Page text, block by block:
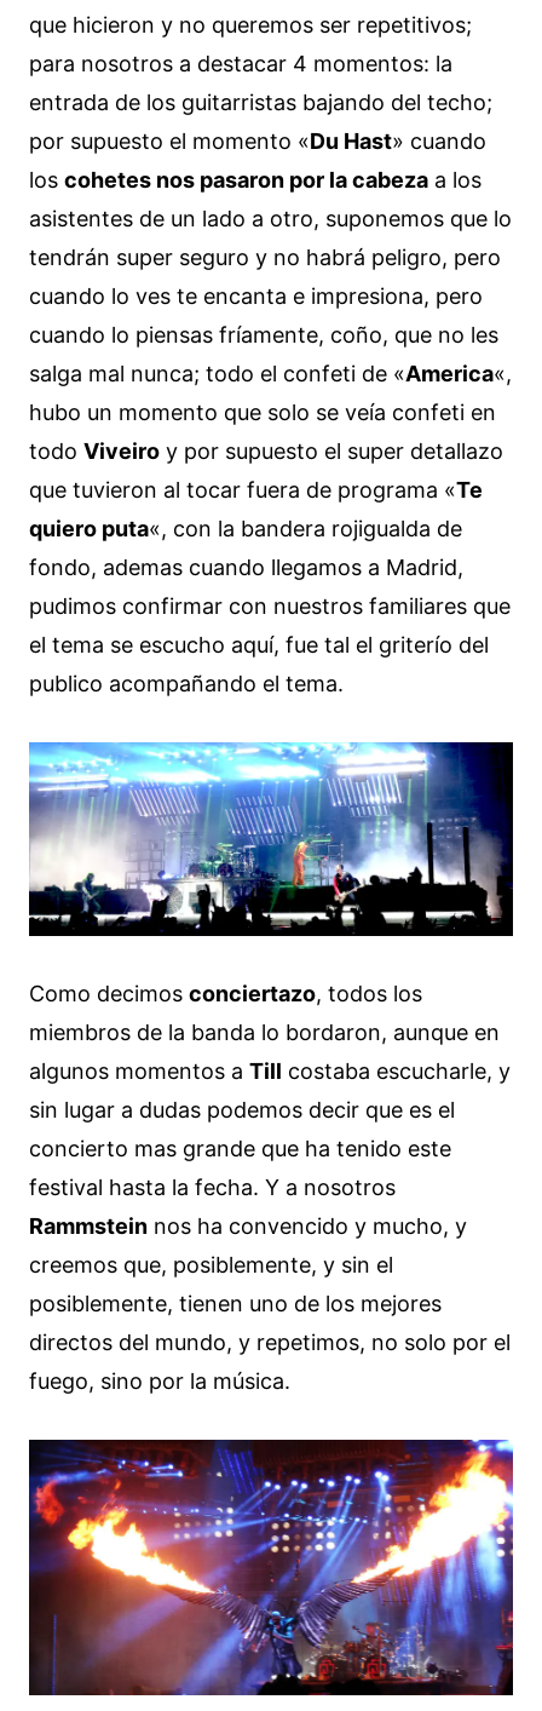
que hicieron y no queremos ser repetitivos;
para nosotros a destacar 4 momentos: la
entrada de los guitarristas bajando del techo;
por supuesto el momento «Du Hast» cuando
los cohetes nos pasaron por la cabeza a los
asistentes de un lado a otro, suponemos que lo
tendrán super seguro y no habrá peligro, pero
cuando lo ves te encanta e impresiona, pero
cuando lo piensas fríamente, coño, que no les
salga mal nunca; todo el confeti de «America«,
hubo un momento que solo se veía confeti en
todo Viveiro y por supuesto el super detallazo
que tuvieron al tocar fuera de programa «Te
quiero puta«, con la bandera rojigualda de
fondo, ademas cuando llegamos a Madrid,
pudimos confirmar con nuestros familiares que
el tema se escucho aquí, fue tal el griterío del
publico acompañando el tema.
Como decimos conciertazo, todos los
miembros de la banda lo bordaron, aunque en
algunos momentos a Till costaba escucharle, y
sin lugar a dudas podemos decir que es el
concierto mas grande que ha tenido este
festival hasta la fecha. Y a nosotros
Rammstein nos ha convencido y mucho, y
creemos que, posiblemente, y sin el
posiblemente, tienen uno de los mejores
directos del mundo, y repetimos, no solo por el
fuego, sino por la música.